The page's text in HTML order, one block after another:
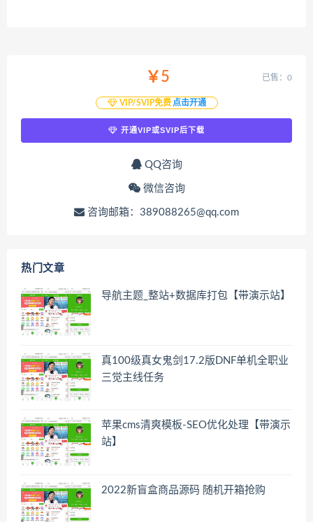
￥5
VIP/SVIP免费 点击开通
已售：0
开通VIP或SVIP后下载
QQ咨询
微信咨询
咨询邮箱：389088265@qq.com
热门文章
导航主题_整站+数据库打包【带演示站】
真100级真女鬼剑17.2版DNF单机全职业
三觉主线任务
苹果cms清爽模板-SEO优化处理【带演示
站】
2022新盲盒商品源码 随机开箱抢购